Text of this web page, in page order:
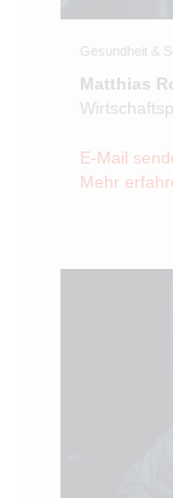
Gesundheit &
Matthias
E-Mail
Mehr